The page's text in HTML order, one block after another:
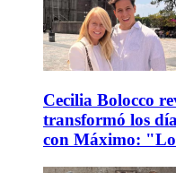
Cecilia Bolocco
transformó los
con Máximo: